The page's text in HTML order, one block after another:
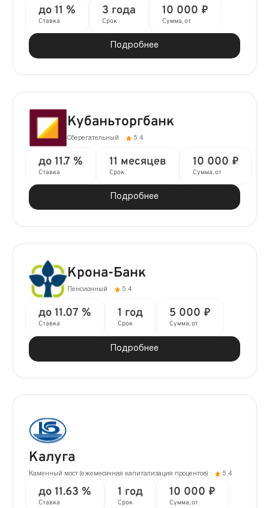
до 11 %
Ставка
3 года
Срок
10 000 ₽
Сумма, от
Подробнее
Кубаньторгбанк
Сберегательный 5.4
до 11.7 %
Ставка
11 месяцев
Срок
10 000 ₽
Сумма, от
Подробнее
Крона-Банк
Пенсионный 5.4
до 11.07 %
Ставка
1 год
Срок
5 000 ₽
Сумма, от
Подробнее
Калуга
Каменный мост (ежемесячная капитализация процентов) 5.4
до 11.63 %
Ставка
1 год
Срок
10 000 ₽
Сумма, от